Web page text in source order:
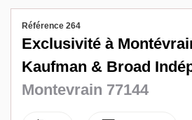
Référence 264
Exclusivité à
Kaufman & Broad
Montevrain 77144